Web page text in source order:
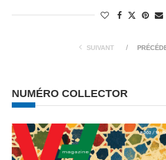
SUIVANT
NUMÉRO COLLECTOR